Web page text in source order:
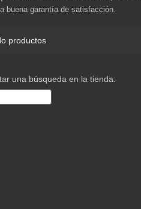
buena garantía de satisfacción.
productos
una búsqueda en la tienda: